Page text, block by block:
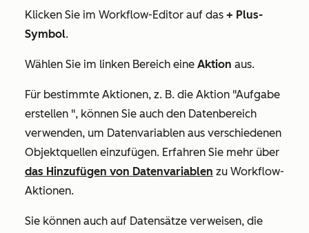
Klicken Sie im Workflow-Editor auf das + Plus-
Symbol.
Wählen Sie im linken Bereich eine Aktion aus.
Für bestimmte Aktionen, z. B. die Aktion "Aufgabe
erstellen ", können Sie auch den Datenbereich
verwenden, um Datenvariablen aus verschiedenen
Objektquellen einzufügen. Erfahren Sie mehr über
das Hinzufügen von Datenvariablen zu Workflow-
Aktionen.
Sie können auch auf Datensätze verweisen, die